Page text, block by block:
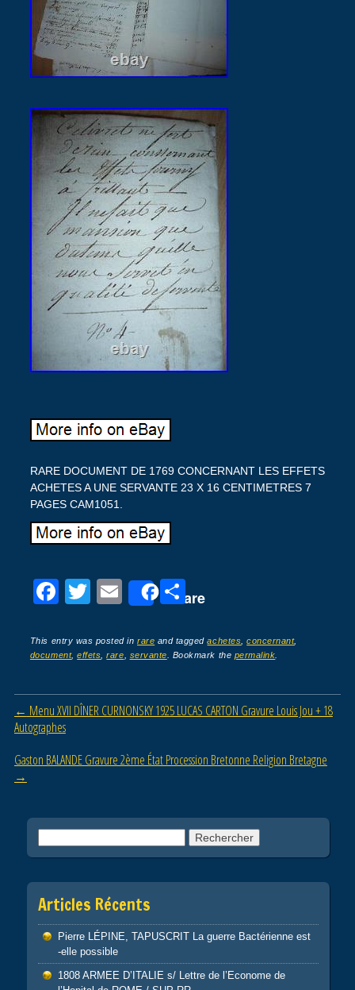
RARE DOCUMENT DE 1769 CONCERNANT LES EFFETS
ACHETES A UNE SERVANTE 23 X 16 CENTIMETRES 7
PAGES CAM1051.
F
c
e
b
o
k
T
tt
er
E
ail
Share
P
ta
g
er
This entry was posted inrare and taggedachetes ,concernant,
document,effets ,rare servante . Bookmark the permalink
Post navigation
← Menu XVII DÎNER CURNONSKY 1925 LUCAS CARTON Gravure Louis Jou + 18
Autographes
Gaston BALANDE Gravure 2ème État Procession Bretonne Religion Bretagne
→
Articles Récents
Pierre LÉPINE, TAPUSCRIT La guerre Bactérienne est
-elle possible
1808 ARMEE D’ITALIE s/ Lettre de l’Econome de